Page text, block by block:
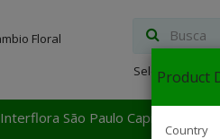
Select
Interflora São Paulo Capital
Product
Country